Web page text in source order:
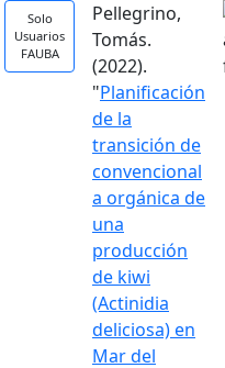
Solo
Usuarios
FAUBA
Pellegrino,
Tomás.
(2022).
"Planificación
de la
transición de
convencional
a orgánica de
una
producción
de kiwi
(Actinidia
deliciosa) en
Mar del